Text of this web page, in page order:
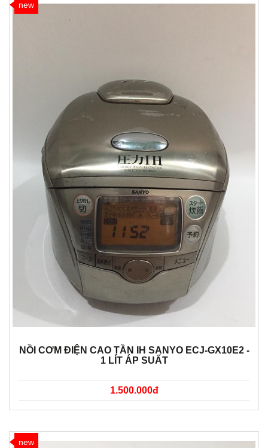
new
NỒI CƠM ĐIỆN CAO TẦN IH SANYO ECJ-GX10E2 -
1 LÍT ÁP SUẤT
1.500.000đ
new